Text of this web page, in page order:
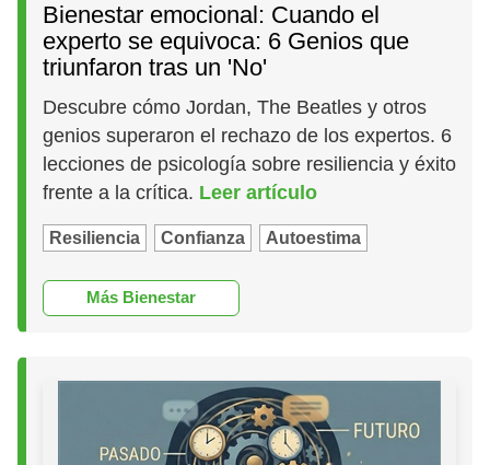
Bienestar emocional: Cuando el
experto se equivoca: 6 Genios que
triunfaron tras un 'No'
Descubre cómo Jordan, The Beatles y otros
genios superaron el rechazo de los expertos. 6
lecciones de psicología sobre resiliencia y éxito
frente a la crítica. Leer artículo
Resiliencia Confianza Autoestima
Más Bienestar